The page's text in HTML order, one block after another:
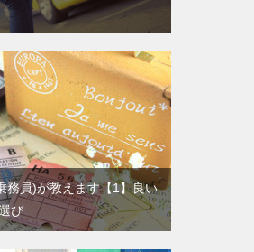
務員)が教えます【1】良い
び